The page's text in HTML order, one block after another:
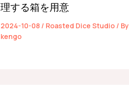
理する箱を用意
2024-10-08 / Roasted Dice Studio/ By
kengo